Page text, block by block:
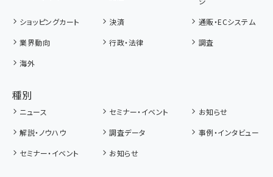
ショッピングカート
決済
通販・ECシステム
業界動向
行政・法律
調査
海外
種別
ニュース セミナー・イベント
お知らせ
解説・ノウハウ
調査データ
事例・インタビュー
セミナー・イベント
お知らせ